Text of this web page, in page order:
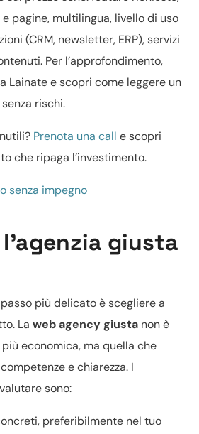
pagine, multilingua, livello di uso
(CRM, newsletter, ERP), servizi
Per l’approfondimento,
Lainatee scopri come leggere un
senza rischi.
Prenota una call e scopri
che ripaga l’investimento.
senza impegno
giusta
più delicato è scegliere a
Laweb agency giusta non è
economica, ma quella che
e chiarezza. I
sono:
preferibilmente nel tuo